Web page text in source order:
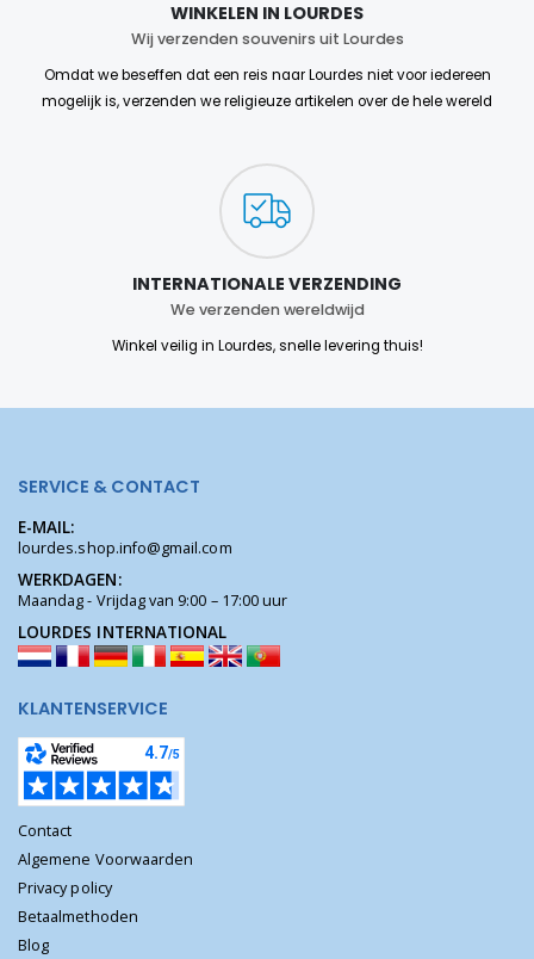
WINKELEN IN LOURDES
Wij verzenden souvenirs uit Lourdes
Omdat we beseffen dat een reis naar Lourdes niet voor iedereen
mogelijk is, verzenden we religieuze artikelen over de hele wereld
INTERNATIONALE VERZENDING
We verzenden wereldwijd
Winkel veilig in Lourdes, snelle levering thuis!
SERVICE & CONTACT
E-MAIL:
lourdes.shop.info@gmail.com
WERKDAGEN:
Maandag - Vrijdag van 9:00 – 17:00 uur
LOURDES INTERNATIONAL
KLANTENSERVICE
Contact
Algemene Voorwaarden
Privacy policy
Betaalmethoden
Blog